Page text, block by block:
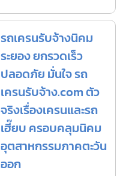
รถเครนรับจ้างนิคม
ระยอง ยกรวดเร็ว
ปลอดภัย มั่นใจ รถ
เครนรับจ้าง.com ตัว
จริงเรื่องเครนและรถ
เฮี๊ยบ ครอบคลุมนิคม
อุตสาหกรรมภาคตะวัน
ออก